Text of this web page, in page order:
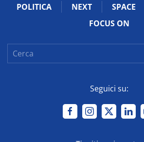
POLITICA
NEXT SPACE
FOCUS ON
Seguici su: